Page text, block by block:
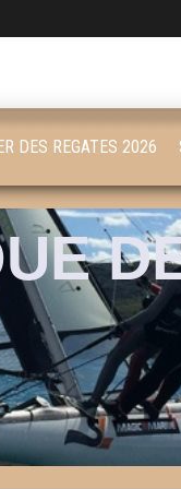
DES REGATES 2026